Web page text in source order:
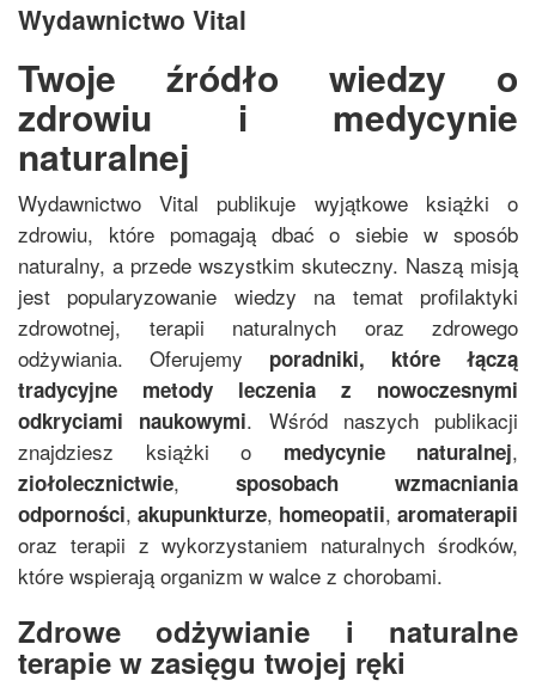
Wydawnictwo Vital
Twoje źródło wiedzy o
zdrowiu i medycynie
naturalnej
Wydawnictwo Vital publikuje wyjątkowe książki o
zdrowiu, które pomagają dbać o siebie w sposób
naturalny, a przede wszystkim skuteczny. Naszą misją
jest popularyzowanie wiedzy na temat profilaktyki
zdrowotnej, terapii naturalnych oraz zdrowego
odżywiania. Oferujemy poradniki, które łączą
tradycyjne metody leczenia z nowoczesnymi
odkryciami naukowymi. Wśród naszych publikacji
znajdziesz książki o medycynie naturalnej,
ziołolecznictwie, sposobach wzmacniania
odporności, akupunkturze, homeopatii, aromaterapii
oraz terapii z wykorzystaniem naturalnych środków,
które wspierają organizm w walce z chorobami.
Zdrowe odżywianie i naturalne
terapie w zasięgu twojej ręki